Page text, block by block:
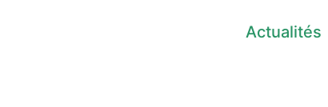
Actualités